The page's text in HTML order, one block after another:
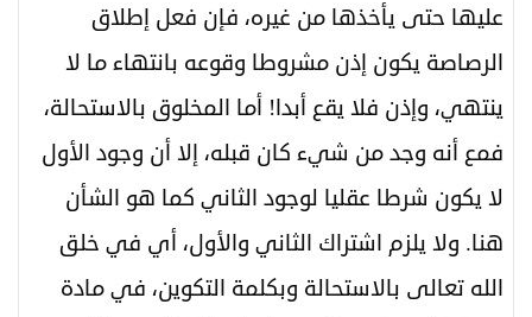
عليها حتى يأخذها من غيره، فإن فعل إطلاق
الرصاصة يكون إذن مشروطا وقوعه بانتهاء ما لا
ينتهي، وإذن فلا يقع أبدا! أما المخلوق بالاستحالة،
فمع أنه وجد من شيء كان قبله، إلا أن وجود الأول
لا يكون شرطا عقليا لوجود الثاني كما هو الشأن
هنا. ولا يلزم اشتراك الثاني والأول، أي في خلق
الله تعالى بالاستحالة وبكلمة التكوين، في مادة